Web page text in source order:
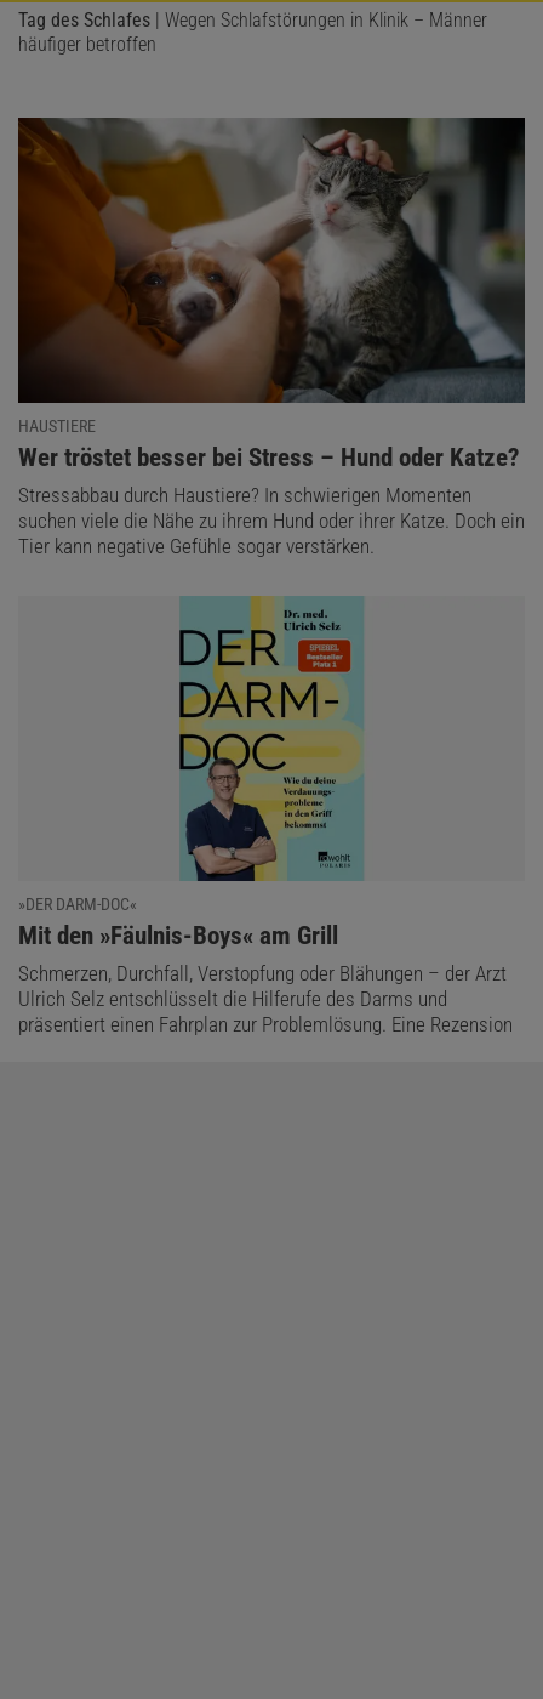
Tag des Schlafes | Wegen Schlafstörungen in Klinik – Männer
häufiger betroffen
HAUSTIERE
:
Wer tröstet besser bei Stress – Hund oder Katze?
Stressabbau durch Haustiere? In schwierigen Momenten
suchen viele die Nähe zu ihrem Hund oder ihrer Katze. Doch ein
Tier kann negative Gefühle sogar verstärken.
»DER DARM-DOC«
:
Mit den »Fäulnis-Boys« am Grill
Schmerzen, Durchfall, Verstopfung oder Blähungen – der Arzt
Ulrich Selz entschlüsselt die Hilferufe des Darms und
präsentiert einen Fahrplan zur Problemlösung. Eine Rezension